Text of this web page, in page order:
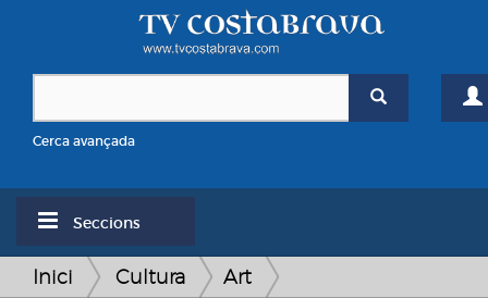
Cerca avançada
Seccions
Inici Cultura Art